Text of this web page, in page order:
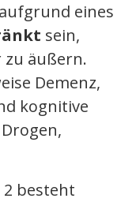
eines
sein,
zu äußern.
Demenz,
kognitive
2 besteht